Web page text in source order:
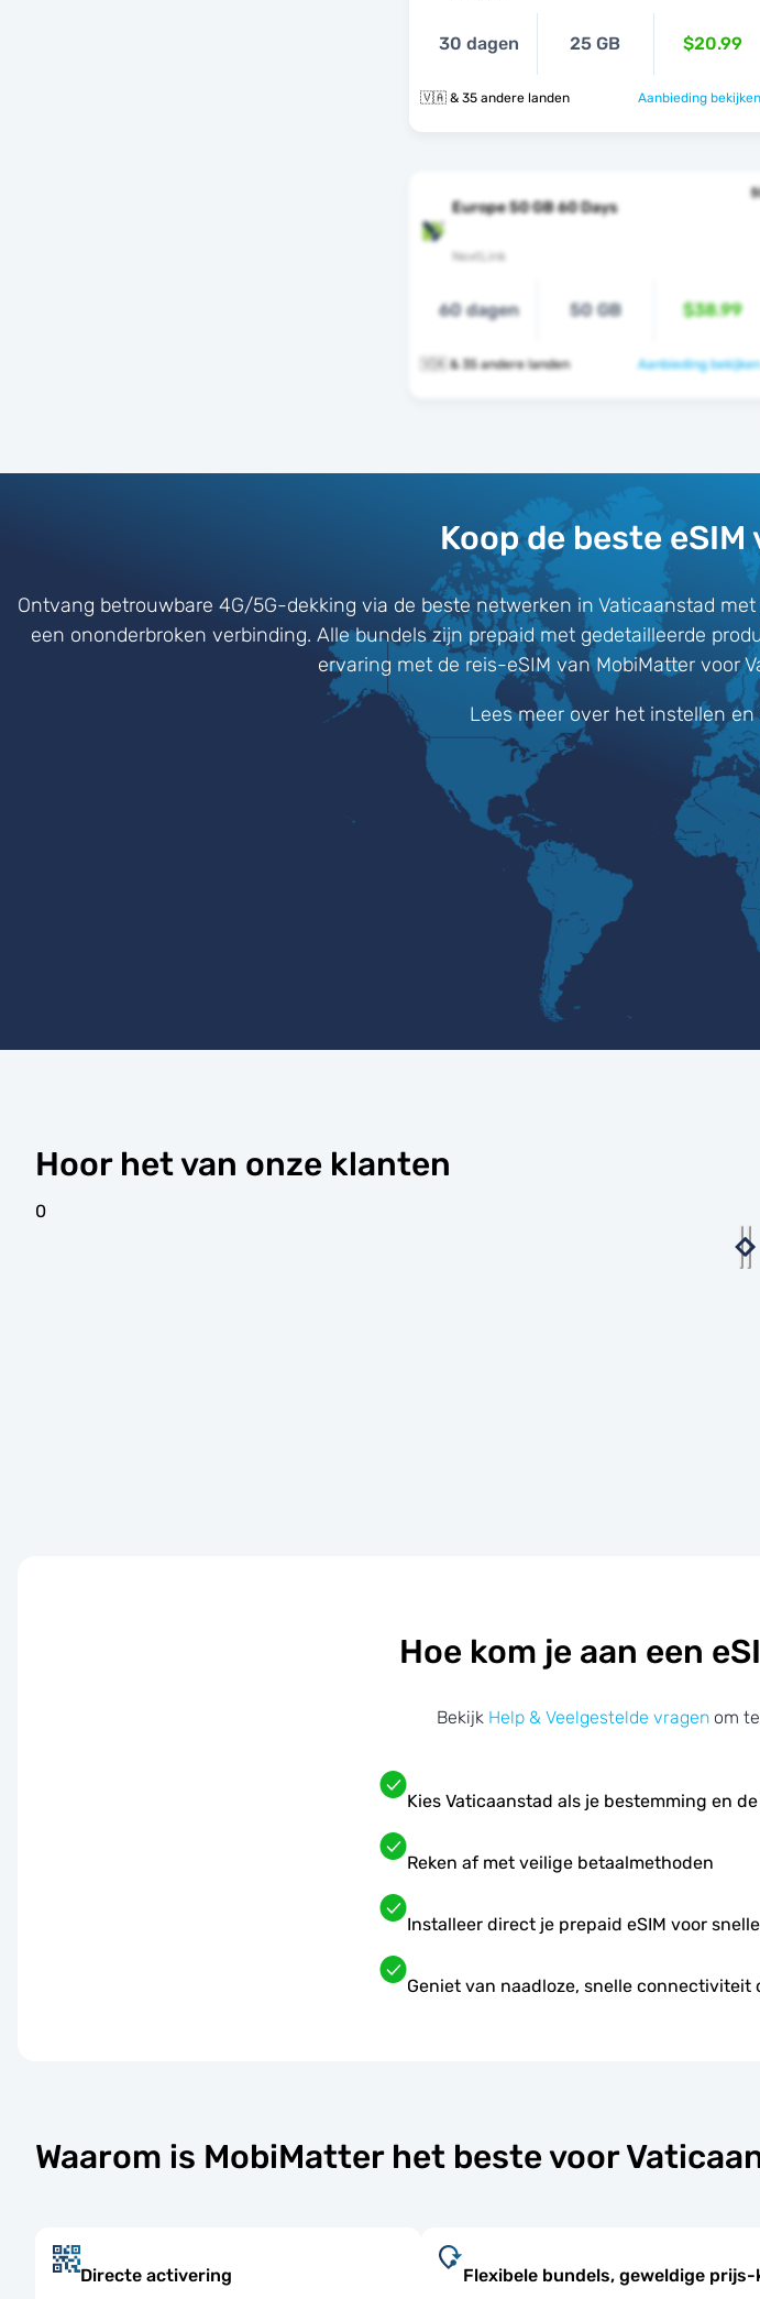
30 dagen 25 GB $20.99
🇻🇦 & 35 andere landen Aanbieding
Europe 50 GB 60 Days
NextLink
60 dagen 50 GB $38.99
🇻🇦 & 35 andere landen Aanbieding
Koop de beste
Ontvang betrouwbare 4G/5G-dekking via de beste netwerken in Vaticaanstad
een ononderbroken verbinding. Alle bundels zijn prepaid met gedetailleerde
ervaring met de reis-eSIM van MobiMatter voor
Lees meer over het instellen
Hoor het van onze klanten
0
Hoe kom je aan een
Bekijk Help & Veelgestelde vragenom te
Kies Vaticaanstad als je bestemming en
Reken af met veilige betaalmethoden
Installeer direct je prepaid eSIM voor
Geniet van naadloze, snelle connectiviteit
Waarom is MobiMatter het beste voor
Directe activering Flexibele bundels, geweldige